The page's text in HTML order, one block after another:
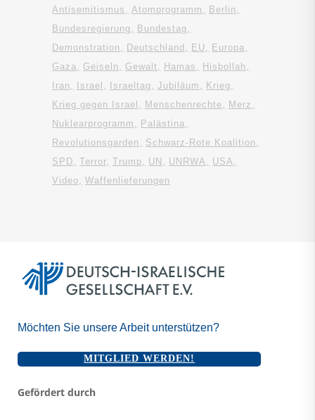
Antisemitismus
Atomprogramm
Berlin
Bundesregierung
Bundestag
Demonstration
Deutschland EU
Europa
Gaza
Geiseln Gewalt Hamas
Hisbollah
Iran
Israel Israeltag Jubiläum
Krieg
Krieg gegen Israel
Menschenrechte
Merz
Nuklearprogramm
Palästina
Revolutionsgarden
Schwarz-Rote Koalition
SPD
Terror Trump UN UNRWA
USA
Video
Waffenlieferungen
Möchten Sie unsere Arbeit unterstützen?
MITGLIED WERDEN!
Gefördert durch